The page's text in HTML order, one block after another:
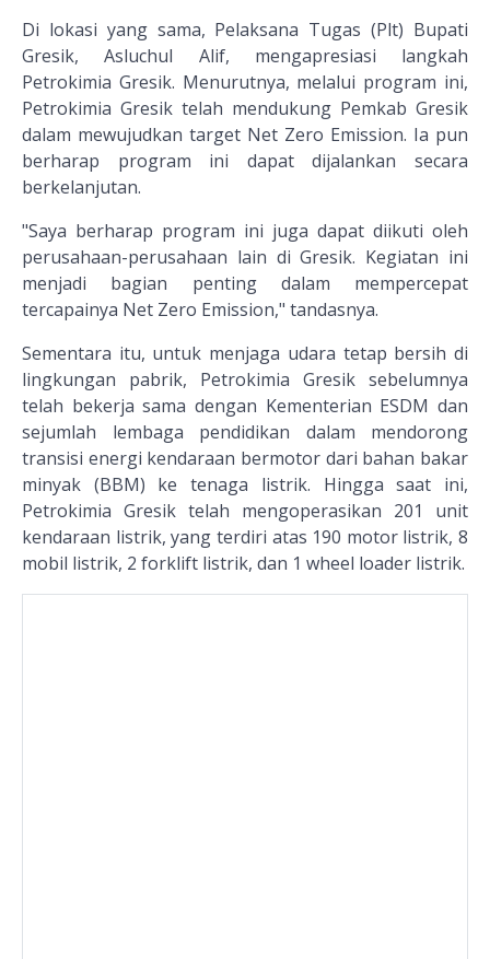
Di lokasi yang sama, Pelaksana Tugas (Plt) Bupati
Gresik, Asluchul Alif, mengapresiasi langkah
Petrokimia Gresik. Menurutnya, melalui program ini,
Petrokimia Gresik telah mendukung Pemkab Gresik
dalam mewujudkan target Net Zero Emission. Ia pun
berharap program ini dapat dijalankan secara
berkelanjutan.
"Saya berharap program ini juga dapat diikuti oleh
perusahaan-perusahaan lain di Gresik. Kegiatan ini
menjadi bagian penting dalam mempercepat
tercapainya Net Zero Emission," tandasnya.
Sementara itu, untuk menjaga udara tetap bersih di
lingkungan pabrik, Petrokimia Gresik sebelumnya
telah bekerja sama dengan Kementerian ESDM dan
sejumlah lembaga pendidikan dalam mendorong
transisi energi kendaraan bermotor dari bahan bakar
minyak (BBM) ke tenaga listrik. Hingga saat ini,
Petrokimia Gresik telah mengoperasikan 201 unit
kendaraan listrik, yang terdiri atas 190 motor listrik, 8
mobil listrik, 2 forklift listrik, dan 1 wheel loader listrik.